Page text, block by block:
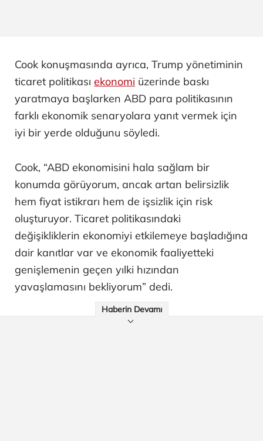
Cook konuşmasında ayrıca, Trump yönetiminin
ticaret politikası ekonomi üzerinde baskı
yaratmaya başlarken ABD para politikasının
farklı ekonomik senaryolara yanıt vermek için
iyi bir yerde olduğunu söyledi.
Cook, “ABD ekonomisini hala sağlam bir
konumda görüyorum, ancak artan belirsizlik
hem fiyat istikrarı hem de işsizlik için risk
oluşturuyor. Ticaret politikasındaki
değişikliklerin ekonomiyi etkilemeye başladığına
dair kanıtlar var ve ekonomik faaliyetteki
genişlemenin geçen yılki hızından
yavaşlamasını bekliyorum” dedi.
Haberin Devamı